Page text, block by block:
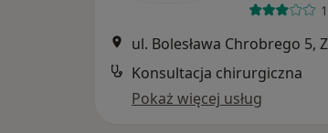
Konsultacja chirurgiczna
Pokaż więcej usług